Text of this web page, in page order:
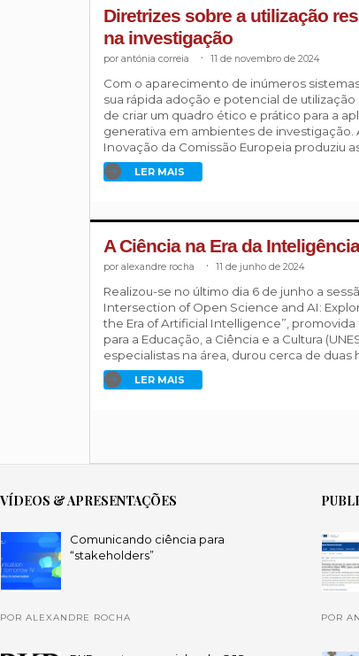
Diretrizes sobre a utilização
na investigação
antónia correia 11 de novembro de 2024
Com o aparecimento de inúmeros
sua rápida adoção e potencial de
de criar um quadro ético e prático para a
generativa em ambientes de investigação.
Inovação da Comissão Europeia produziu
LER MAIS
A Ciência na Era da
alexandre rocha 11 de junho de 2024
Realizou-se no último dia 6 de junho a
Intersection of Open Science and AI:
the Era of Artificial Intelligence”,
para a Educação, a Ciência e a Cultura
especialistas na área, durou cerca de duas
LER MAIS
VÍDEOS & APRESENTAÇÕES
Comunicando ciência para
“stakeholders”
POR ALEXANDRE ROCHA POR